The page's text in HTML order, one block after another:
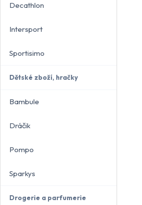
Decathlon
Intersport
Sportisimo
Dětské zboží, hračky
Bambule
Dráčik
Pompo
Sparkys
Drogerie a parfumerie